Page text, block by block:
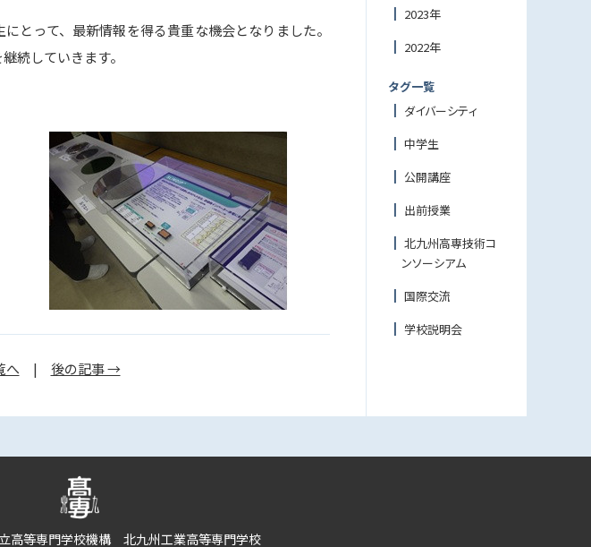
とって、最新情報を得る貴重な機会となりました。
続していきます。
へ | 後の記事 →
2023年
2022年
タグ一覧
ダイバーシティ
中学生
公開講座
出前授業
北九州高専技術コ
ンソーシアム
国際交流
学校説明会
高等専門学校機構 北九州工業高等専門学校